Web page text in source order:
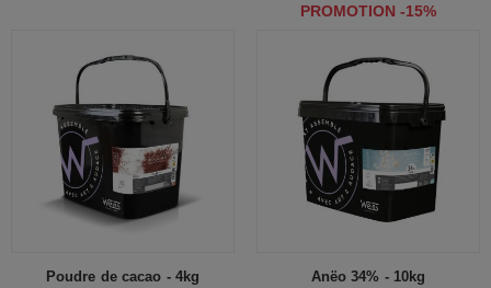
Poudre de cacao - 4kg
PROMOTION -15%
Anëo 34% - 10kg